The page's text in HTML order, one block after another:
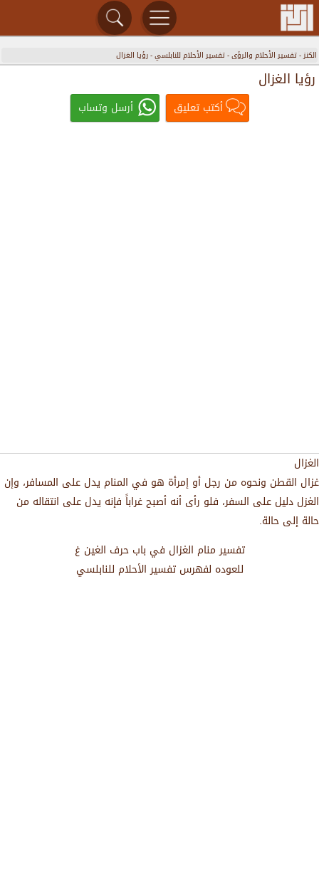
الكنز-تفسير الأحلام والرؤى-تفسير الأحلام للنابلسي-رؤيا الغزال
رؤيا الغزال
أكتب تعليق أرسل وتساب
الغزال
غزال القطن ونحوه من رجل أو إمرأة هو في المنام يدل على المسافر، وإن
الغزل دليل على السفر، فلو رأى أنه أصبح غراباً فإنه يدل على انتقاله من
حالة إلى حالة.
تفسير منام الغزال في باب حرف الغين غ
للعوده لفهرس تفسير الأحلام للنابلسي